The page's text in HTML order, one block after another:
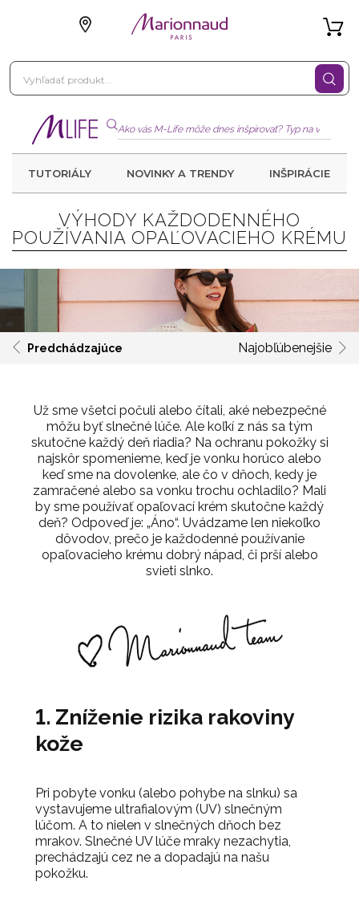
TUTORIÁLY NOVINKY A TRENDY INŠPIRÁCIE
VÝHODY KAŽDODENNÉHO
POUŽÍVANIA OPAĽOVACIEHO KRÉMU
Predchádzajúce Najobľúbenejšie
Už sme všetci počuli alebo čítali, aké nebezpečné
môžu byť slnečné lúče. Ale koľkí z nás sa tým
skutočne každý deň riadia? Na ochranu pokožky si
najskôr spomenieme, keď je vonku horúco alebo
keď sme na dovolenke, ale čo v dňoch, kedy je
zamračené alebo sa vonku trochu ochladilo? Mali
by sme používať opaľovací krém skutočne každý
deň? Odpoveď je: „Áno“. Uvádzame len niekoľko
dôvodov, prečo je každodenné používanie
opaľovacieho krému dobrý nápad, či prší alebo
svieti slnko.
1. Zníženie rizika rakoviny
kože
Pri pobyte vonku (alebo pohybe na slnku) sa
vystavujeme ultrafialovým (UV) slnečným
lúčom. A to nielen v slnečných dňoch bez
mrakov. Slnečné UV lúče mraky nezachytia,
prechádzajú cez ne a dopadajú na našu
pokožku.